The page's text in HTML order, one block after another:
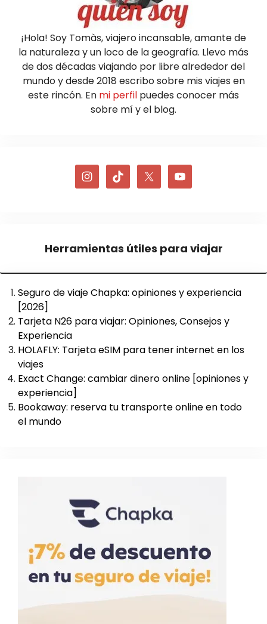
¡Hola! Soy Tomàs, viajero incansable, amante de
la naturaleza y un loco de la geografía. Llevo más
de dos décadas viajando por libre alrededor del
mundo y desde 2018 escribo sobre mis viajes en
este rincón. En mi perfil puedes conocer más
sobre mí y el blog.
Herramientas útiles para viajar
Seguro de viaje Chapka: opiniones y experiencia
[2026]
Tarjeta N26 para viajar: Opiniones, Consejos y
Experiencia
HOLAFLY: Tarjeta eSIM para tener internet en los
viajes
Exact Change: cambiar dinero online [opiniones y
experiencia]
Bookaway: reserva tu transporte online en todo
el mundo